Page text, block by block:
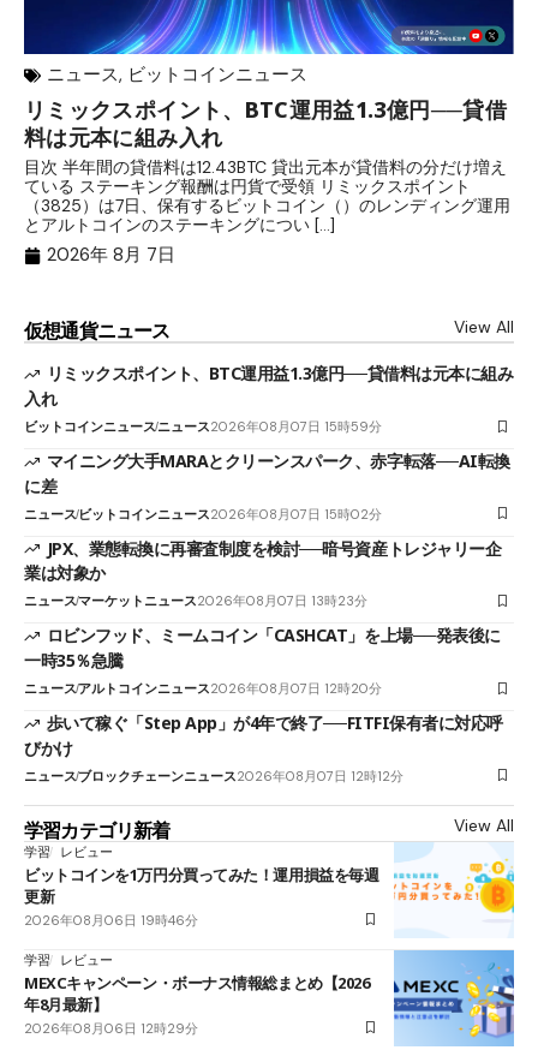
ニュース, ビットコインニュース
リミックスポイント、BTC運用益1.3億円──貸借
料は元本に組み入れ
目次 半年間の貸借料は12.43BTC 貸出元本が貸借料の分だけ増え
ている ステーキング報酬は円貨で受領 リミックスポイント
（3825）は7日、保有するビットコイン（）のレンディング運用
とアルトコインのステーキングについ […]
2026年 8月 7日
仮想通貨ニュース View All
リミックスポイント、BTC運用益1.3億円──貸借料は元本に組み
入れ
ビットコインニュースニュース2026年08月07日 15時59分
マイニング大手MARAとクリーンスパーク、赤字転落──AI転換
に差
ニュースビットコインニュース2026年08月07日 15時02分
JPX、業態転換に再審査制度を検討──暗号資産トレジャリー企
業は対象か
ニュースマーケットニュース2026年08月07日 13時23分
ロビンフッド、ミームコイン「CASHCAT」を上場──発表後に
一時35％急騰
ニュースアルトコインニュース2026年08月07日 12時20分
歩いて稼ぐ「Step App」が4年で終了──FITFI保有者に対応呼
びかけ
ニュースブロックチェーンニュース2026年08月07日 12時12分
学習カテゴリ新着 View All
学習 レビュー
ビットコインを1万円分買ってみた！運用損益を毎週
更新
2026年08月06日 19時46分
学習 レビュー
MEXCキャンペーン・ボーナス情報総まとめ【2026
年8月最新】
2026年08月06日 12時29分